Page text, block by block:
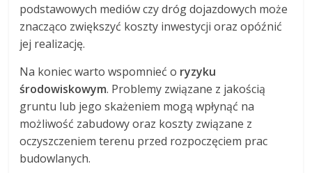
podstawowych mediów czy dróg dojazdowych może
znacząco zwiększyć koszty inwestycji oraz opóźnić
jej realizację.
Na koniec warto wspomnieć o ryzyku
środowiskowym. Problemy związane z jakością
gruntu lub jego skażeniem mogą wpłynąć na
możliwość zabudowy oraz koszty związane z
oczyszczeniem terenu przed rozpoczęciem prac
budowlanych.